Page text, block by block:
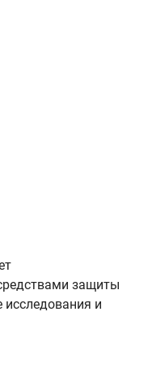
защиты
исследования и